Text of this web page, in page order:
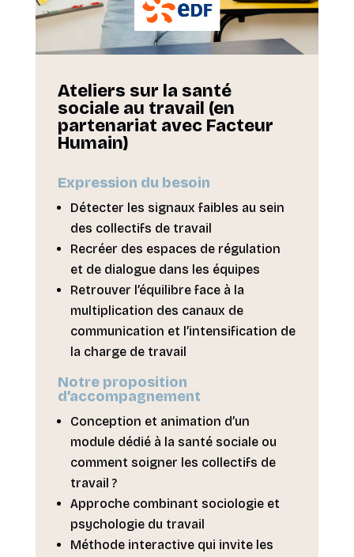
Ateliers sur la santé
sociale au travail (en
partenariat avec Facteur
Humain)
Expression du besoin
Détecter les signaux faibles au sein
des collectifs de travail
Recréer des espaces de régulation
et de dialogue dans les équipes
Retrouver l’équilibre face à la
multiplication des canaux de
communication et l’intensification de
la charge de travail
Notre proposition
d’accompagnement
Conception et animation d’un
module dédié à la santé sociale ou
comment soigner les collectifs de
travail ?
Approche combinant sociologie et
psychologie du travail
Méthode interactive qui invite les